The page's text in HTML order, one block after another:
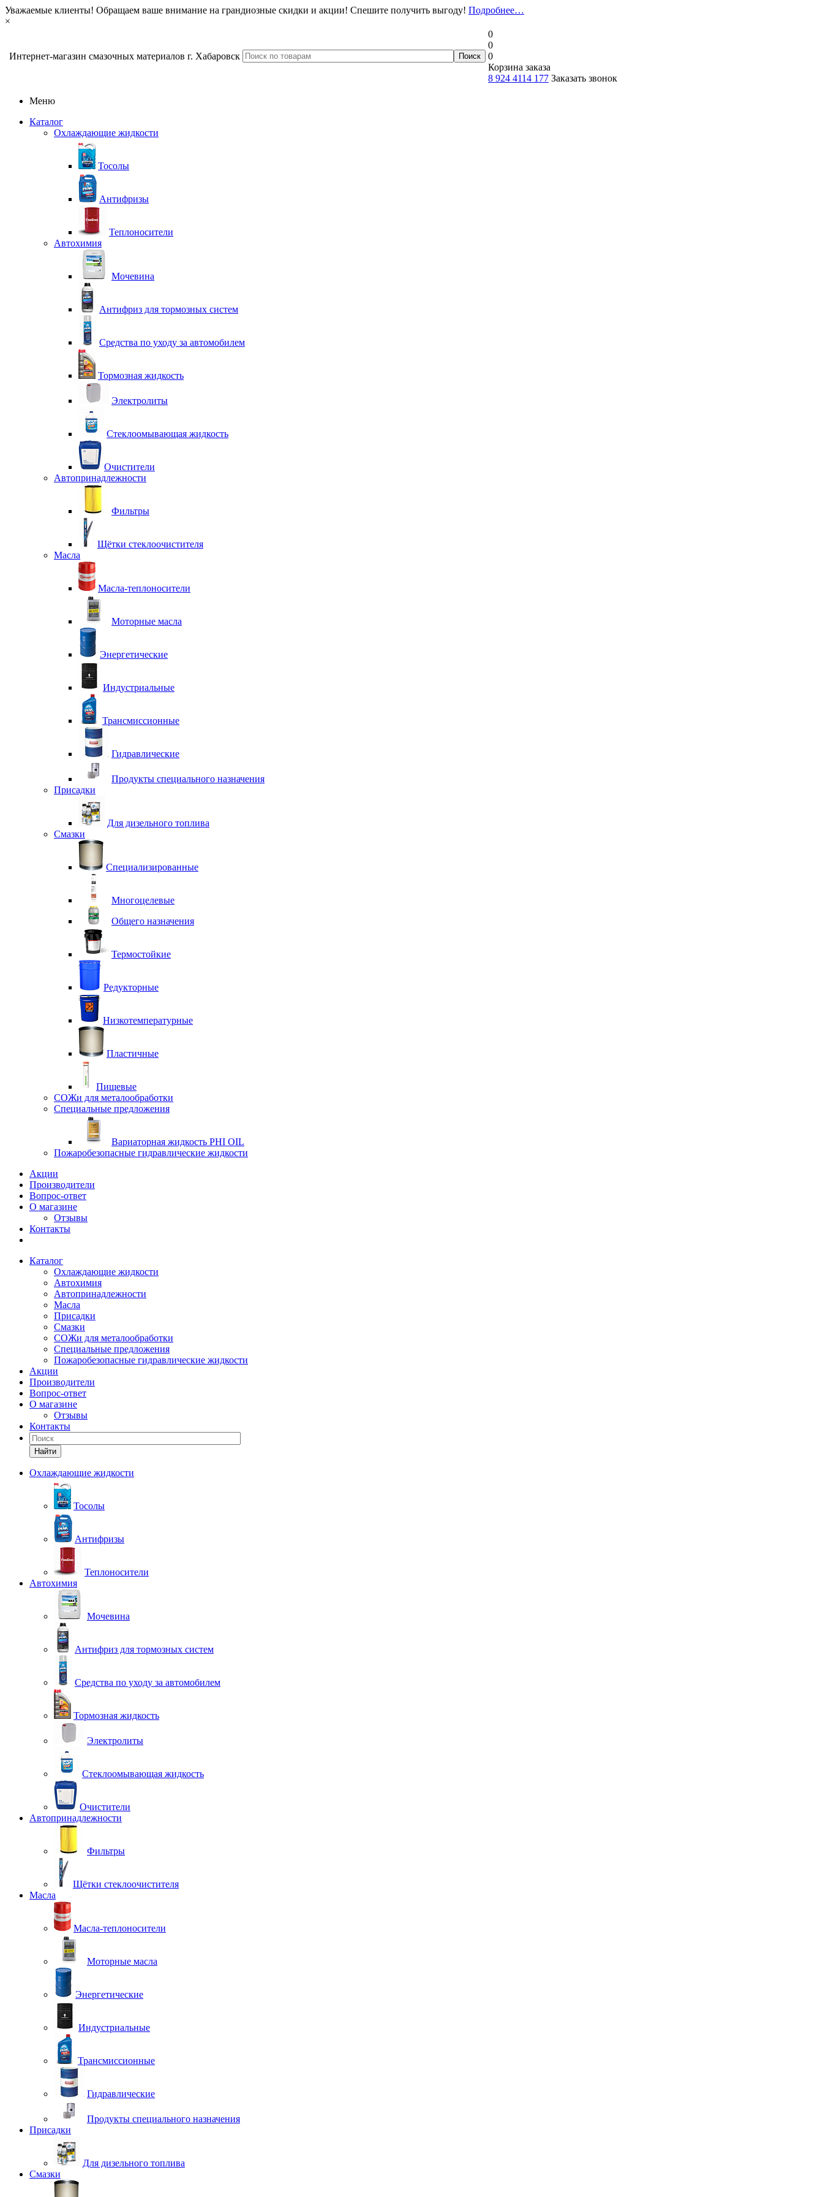
Уважаемые клиенты! Обращаем ваше внимание на грандиозные скидки и акции! Спешите получить выгоду! Подробнее…
×
Интернет-магазин смазочных материалов г. Хабаровск
0
0
0
Корзина заказа
8 924 4114 177 Заказать звонок
Меню
Каталог
Охлаждающие жидкости
Тосолы
Антифризы
Теплоносители
Автохимия
Мочевина
Антифриз для тормозных систем
Средства по уходу за автомобилем
Тормозная жидкость
Электролиты
Стеклоомывающая жидкость
Очистители
Автопринадлежности
Фильтры
Щётки стеклоочистителя
Масла
Масла-теплоносители
Моторные масла
Энергетические
Индустриальные
Трансмиссионные
Гидравлические
Продукты специального назначения
Присадки
Для дизельного топлива
Смазки
Специализированные
Многоцелевые
Общего назначения
Термостойкие
Редукторные
Низкотемпературные
Пластичные
Пищевые
СОЖи для металообработки
Специальные предложения
Вариаторная жидкость PHI OIL
Пожаробезопасные гидравлические жидкости
Акции
Производители
Вопрос-ответ
О магазине
Отзывы
Контакты
Каталог
Охлаждающие жидкости
Автохимия
Автопринадлежности
Масла
Присадки
Смазки
СОЖи для металообработки
Специальные предложения
Пожаробезопасные гидравлические жидкости
Акции
Производители
Вопрос-ответ
О магазине
Отзывы
Контакты
Найти
Охлаждающие жидкости
Тосолы
Антифризы
Теплоносители
Автохимия
Мочевина
Антифриз для тормозных систем
Средства по уходу за автомобилем
Тормозная жидкость
Электролиты
Стеклоомывающая жидкость
Очистители
Автопринадлежности
Фильтры
Щётки стеклоочистителя
Масла
Масла-теплоносители
Моторные масла
Энергетические
Индустриальные
Трансмиссионные
Гидравлические
Продукты специального назначения
Присадки
Для дизельного топлива
Смазки